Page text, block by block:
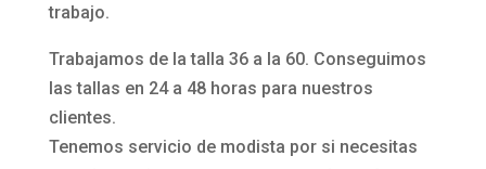
trabajo.
Trabajamos de la talla 36 a la 60. Conseguimos
las tallas en 24 a 48 horas para nuestros
clientes.
Tenemos servicio de modista por si necesitas